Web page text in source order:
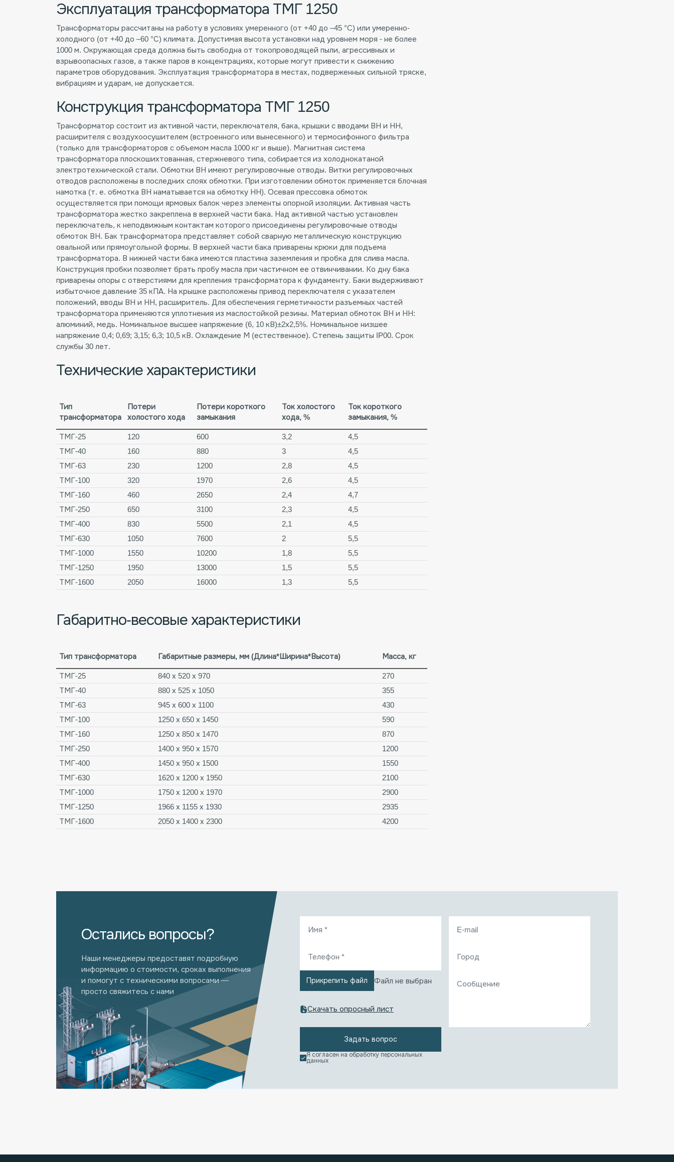
Эксплуатация трансформатора ТМГ 1250
Трансформаторы рассчитаны на работу в условиях умеренного (от +40 до –45 °С) или умеренно-
холодного (от +40 до –60 °С) климата. Допустимая высота установки над уровнем моря - не более
1000 м. Окружающая среда должна быть свободна от токопроводящей пыли, агрессивных и
взрывоопасных газов, а также паров в концентрациях, которые могут привести к снижению
параметров оборудования. Эксплуатация трансформатора в местах, подверженных сильной тряске,
вибрациям и ударам, не допускается.
Конструкция трансформатора ТМГ 1250
Трансформатор состоит из активной части, переключателя, бака, крышки с вводами ВН и НН,
расширителя с воздухоосушителем (встроенного или вынесенного) и термосифонного фильтра
(только для трансформаторов с объемом масла 1000 кг и выше). Магнитная система
трансформатора плоскошихтованная, стержневого типа, собирается из холоднокатаной
электротехнической стали. Обмотки ВН имеют регулировочные отводы. Витки регулировочных
отводов расположены в последних слоях обмотки. При изготовлении обмоток применяется блочная
намотка (т. е. обмотка ВН наматывается на обмотку НН). Осевая прессовка обмоток
осуществляется при помощи ярмовых балок через элементы опорной изоляции. Активная часть
трансформатора жестко закреплена в верхней части бака. Над активной частью установлен
переключатель, к неподвижным контактам которого присоединены регулировочные отводы
обмоток ВН. Бак трансформатора представляет собой сварную металлическую конструкцию
овальной или прямоугольной формы. В верхней части бака приварены крюки для подъема
трансформатора. В нижней части бака имеются пластина заземления и пробка для слива масла.
Конструкция пробки позволяет брать пробу масла при частичном ее отвинчивании. Ко дну бака
приварены опоры с отверстиями для крепления трансформатора к фундаменту. Баки выдерживают
избыточное давление 35 кПА. На крышке расположены привод переключателя с указателем
положений, вводы ВН и НН, расширитель. Для обеспечения герметичности разъемных частей
трансформатора применяются уплотнения из маслостойкой резины. Материал обмоток ВН и НН:
алюминий, медь. Номинальное высшее напряжение (6, 10 кВ)±2х2,5%. Номинальное низшее
напряжение 0,4; 0,69; 3,15; 6,3; 10,5 кВ. Охлаждение М (естественное). Степень защиты IP00. Срок
службы 30 лет.
Технические характеристики
Тип
трансформатора
Потери
холостого хода
Потери короткого
замыкания
Ток холостого
хода, %
Ток короткого
замыкания, %
ТМГ-25
120 600 3,2
4,5
ТМГ-40
160 880 3
4,5
ТМГ-63
230 1200 2,8
4,5
ТМГ-100
320 1970 2,6
4,5
ТМГ-160
460 2650 2,4
4,7
ТМГ-250
650 3100 2,3
4,5
ТМГ-400
830 5500 2,1
4,5
ТМГ-630
1050 7600 2
5,5
ТМГ-1000
1550 10200 1,8
5,5
ТМГ-1250
1950 13000 1,5
5,5
ТМГ-1600
2050 16000 1,3 5,5
Габаритно-весовые характеристики
Тип трансформатора Габаритные размеры, мм (Длина*Ширина*Высота)
Масса, кг
ТМГ-25
840 х 520 х 970
270
ТМГ-40
880 х 525 х 1050
355
ТМГ-63
945 х 600 х 1100
430
ТМГ-100
1250 х 650 х 1450
590
ТМГ-160
1250 х 850 х 1470
870
ТМГ-250
1400 х 950 х 1570
1200
ТМГ-400
1450 х 950 х 1500
1550
ТМГ-630
1620 х 1200 х 1950
2100
ТМГ-1000
1750 х 1200 х 1970
2900
ТМГ-1250
1966 х 1155 х 1930
2935
ТМГ-1600
2050 х 1400 х 2300 4200
Остались вопросы?
Наши менеджеры предоставят подробную
информацию о стоимости, сроках выполнения
и помогут с техническими вопросами —
просто свяжитесь с нами
Прикрепить файл Файл не выбран
Скачать опросный лист
Задать вопрос
Я согласен на обработку персональных
данных